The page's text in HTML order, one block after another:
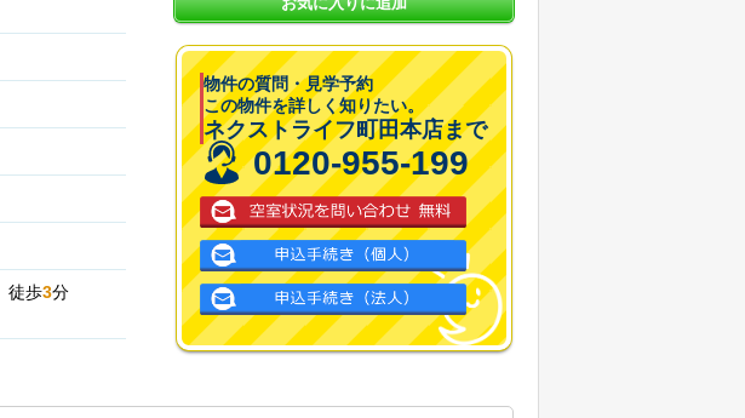
徒歩3分
物件の質問・見学予約
この物件を詳しく知りたい。
ネクストライフ町田本店まで
0120-955-199